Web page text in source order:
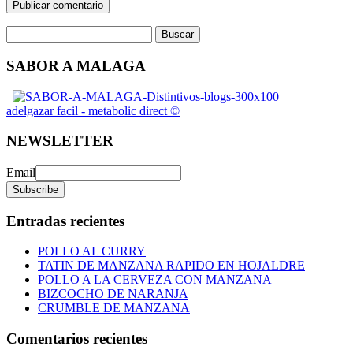
SABOR A MALAGA
adelgazar facil - metabolic direct ©
NEWSLETTER
Email
Entradas recientes
POLLO AL CURRY
TATIN DE MANZANA RAPIDO EN HOJALDRE
POLLO A LA CERVEZA CON MANZANA
BIZCOCHO DE NARANJA
CRUMBLE DE MANZANA
Comentarios recientes